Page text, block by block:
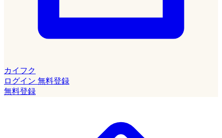
カイフク
ログイン 無料登録
無料登録